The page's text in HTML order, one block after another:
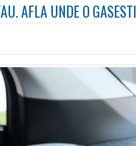
AFLA UNDE O GASESTI